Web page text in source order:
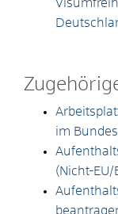
im
(Nicht-EU/